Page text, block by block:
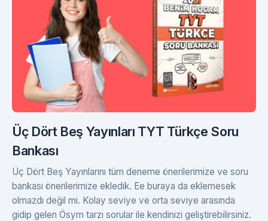
Üç Dört Beş Yayınları TYT Türkçe Soru
Bankası
Üç Dört Beş Yayınlarını tüm deneme önerilerimize ve soru
bankası önerilerimize ekledik. Ee buraya da eklemesek
olmazdı değil mi. Kolay seviye ve orta seviye arasında
gidip gelen Ösym tarzı sorular ile kendinizi geliştirebilirsiniz.